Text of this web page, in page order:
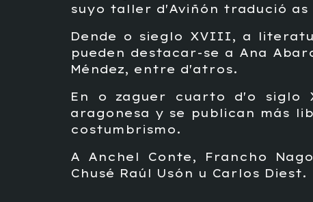
suyo taller d'Aviñón tradució
Dende o sieglo XVIII, a
pueden destacar-se a Ana
Méndez, entre d'atros.
En o zaguer cuarto d'o siglo
aragonesa y se publican más
costumbrismo.
A Anchel Conte, Francho
Chusé Raúl Usón u Carlos Diest.